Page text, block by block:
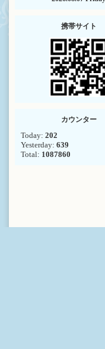
携帯サイト
カウンター
Today: 202
Yesterday: 639
Total: 1087860